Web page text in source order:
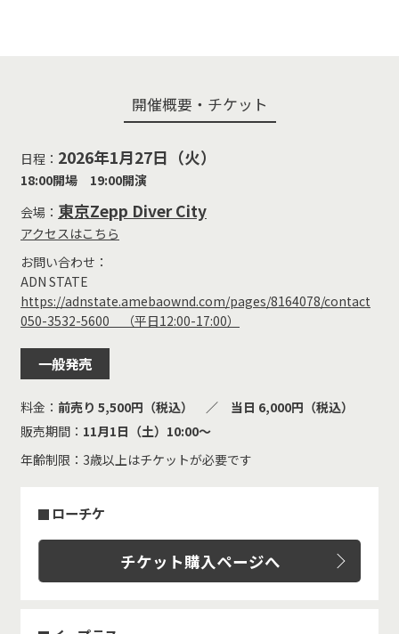
開催概要・チケット
日程： 2026年1月27日（火）
18:00開場 19:00開演
会場： 東京Zepp Diver City
アクセスはこちら
お問い合わせ：
ADN STATE
https://adnstate.amebaownd.com/pages/8164078/contact
050-3532-5600 （平⽇12:00-17:00）
一般発売
料金： 前売り 5,500円（税込） ／ 当日 6,000円（税込）
販売期間： 11⽉1⽇（土）10:00〜
年齢制限：3歳以上はチケットが必要です
ローチケ
チケット購入ページへ